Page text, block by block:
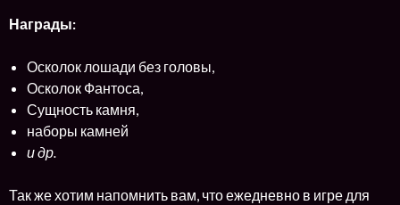
Награды:
Осколок лошади без головы,
Осколок Фантоса,
Сущность камня,
наборы камней
и др.
Так же хотим напомнить вам, что ежедневно в игре для